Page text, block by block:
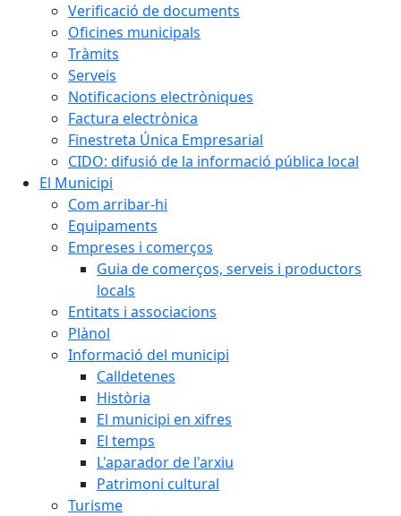
Verificació de documents
Oficines municipals
Tràmits
Serveis
Notificacions electròniques
Factura electrònica
Finestreta Única Empresarial
CIDO: difusió de la informació pública local
El Municipi
Com arribar-hi
Equipaments
Empreses i comerços
Guia de comerços, serveis i productors
locals
Entitats i associacions
Plànol
Informació del municipi
Calldetenes
Història
El municipi en xifres
El temps
L'aparador de l'arxiu
Patrimoni cultural
Turisme